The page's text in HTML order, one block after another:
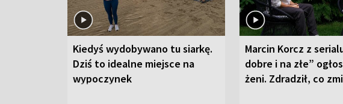
Kiedyś wydobywano tu siarkę.
Dziś to idealne miejsce na
wypoczynek
Marcin Korcz z
dobre i na złe”
żeni. Zdradził, co